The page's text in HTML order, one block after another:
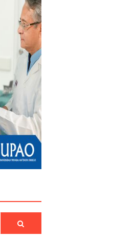
VIRÚ
PROBLEMAS ELÉCTRICOS